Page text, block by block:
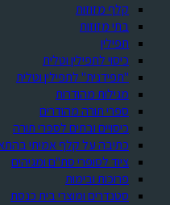
קלף מזוזות
בתי מזוזות
תפילין
כיסוי לתפילין וטלית
"תפידנית" לתפילין וטלית
מגילות מהודרות
ספרי תורה מהודרים
כיסויים ובתים לספרי תורה
כתיבה על קלף אמיתי
ציוד לסופרי סת"ם ומגיהים
פרוכות ובימות
סטנדרים ומוצרי בית כנסת